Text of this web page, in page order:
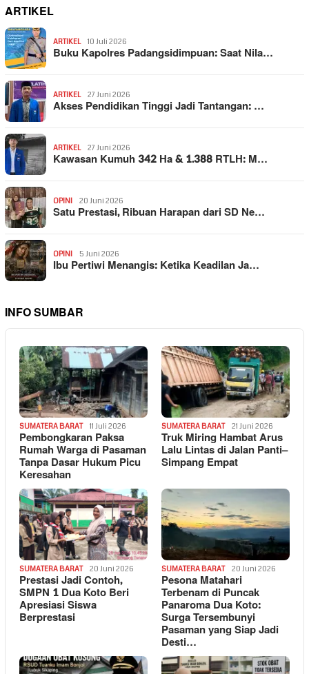
ARTIKEL
ARTIKEL 10 Juli 2026
Buku Kapolres Padangsidimpuan: Saat Nila…
ARTIKEL 27 Juni 2026
Akses Pendidikan Tinggi Jadi Tantangan: …
ARTIKEL 27 Juni 2026
Kawasan Kumuh 342 Ha & 1.388 RTLH: M…
OPINI 20 Juni 2026
Satu Prestasi, Ribuan Harapan dari SD Ne…
OPINI 5 Juni 2026
Ibu Pertiwi Menangis: Ketika Keadilan Ja…
INFO SUMBAR
SUMATERA BARAT 11 Juli 2026
Pembongkaran Paksa
Rumah Warga di Pasaman
Tanpa Dasar Hukum Picu
Keresahan
SUMATERA BARAT 21 Juni 2026
Truk Miring Hambat Arus
Lalu Lintas di Jalan Panti–
Simpang Empat
SUMATERA BARAT 20 Juni 2026
Prestasi Jadi Contoh,
SMPN 1 Dua Koto Beri
Apresiasi Siswa
Berprestasi
SUMATERA BARAT 20 Juni 2026
Pesona Matahari
Terbenam di Puncak
Panaroma Dua Koto:
Surga Tersembunyi
Pasaman yang Siap Jadi
Desti…